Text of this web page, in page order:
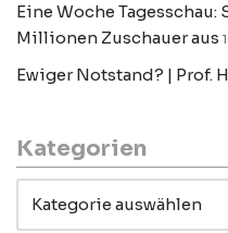
Eine Woche
Millionen Zuschauer aus
Ewiger Notstand? | Prof.
Kategorien